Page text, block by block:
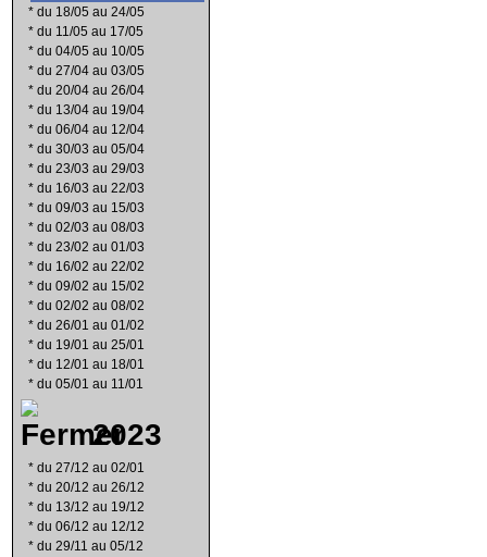
* du 18/05 au 24/05
* du 11/05 au 17/05
* du 04/05 au 10/05
* du 27/04 au 03/05
* du 20/04 au 26/04
* du 13/04 au 19/04
* du 06/04 au 12/04
* du 30/03 au 05/04
* du 23/03 au 29/03
* du 16/03 au 22/03
* du 09/03 au 15/03
* du 02/03 au 08/03
* du 23/02 au 01/03
* du 16/02 au 22/02
* du 09/02 au 15/02
* du 02/02 au 08/02
* du 26/01 au 01/02
* du 19/01 au 25/01
* du 12/01 au 18/01
* du 05/01 au 11/01
2023
* du 27/12 au 02/01
* du 20/12 au 26/12
* du 13/12 au 19/12
* du 06/12 au 12/12
* du 29/11 au 05/12